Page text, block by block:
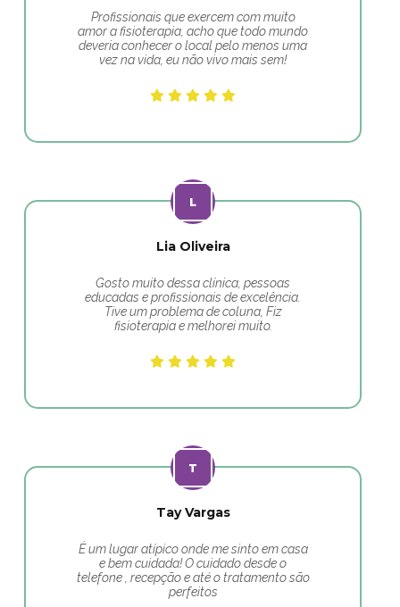
Profissionais que exercem com muito
amor a fisioterapia, acho que todo mundo
deveria conhecer o local pelo menos uma
vez na vida, eu não vivo mais sem!
Lia Oliveira
Gosto muito dessa clínica, pessoas
educadas e profissionais de excelência.
Tive um problema de coluna, Fiz
fisioterapia e melhorei muito.
Tay Vargas
É um lugar atípico onde me sinto em casa
e bem cuidada! O cuidado desde o
telefone , recepção e até o tratamento são
perfeitos